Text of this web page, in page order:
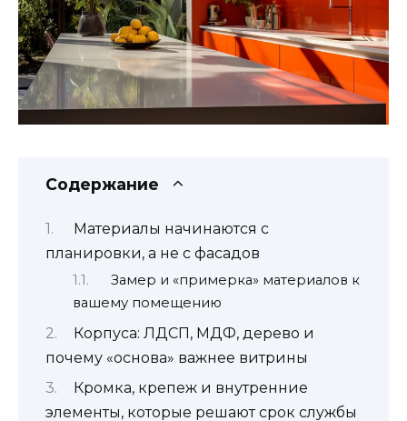
Содержание
Материалы начинаются с
планировки, а не с фасадов
Замер и «примерка» материалов к
вашему помещению
Корпуса: ЛДСП, МДФ, дерево и
почему «основа» важнее витрины
Кромка, крепеж и внутренние
элементы, которые решают срок службы